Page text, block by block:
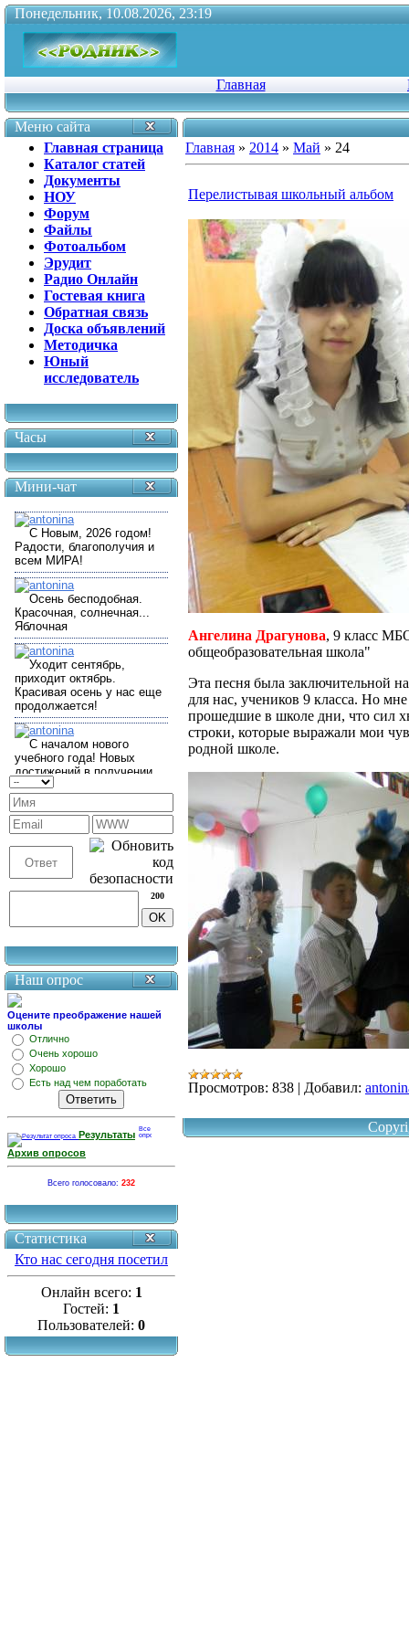
Понедельник, 10.08.2026, 23:19
Главная
Меню сайта
Главная страница
Каталог статей
Документы
НОУ
Форум
Файлы
Фотоальбом
Эрудит
Радио Онлайн
Гостевая книга
Обратная связь
Доска объявлений
Методичка
Юный
исследователь
Часы
Мини-чат
200
Наш опрос
Оцените преображение нашей
школы
Отлично
Очень хорошо
Хорошо
Есть над чем поработать
Результаты
Архив опросов
Всего голосовало: 232
Статистика
Кто нас сегодня посетил
Онлайн всего: 1
Гостей: 1
Пользователей: 0
Главная » 2014 » Май » 24
Перелистывая школьный альбом
Ангелина Драгунова, 9 класс
общеобразовательная школа"
Эта песня была заключительной
для нас, учеников 9 класса. Но
прошедшие в школе дни, что сил
строки, которые выражали мои
родной школе.
Просмотров: 838 | Добавил: